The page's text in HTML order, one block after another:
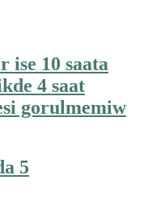
ise 10 saata
4 saat
gorulmemiw
5